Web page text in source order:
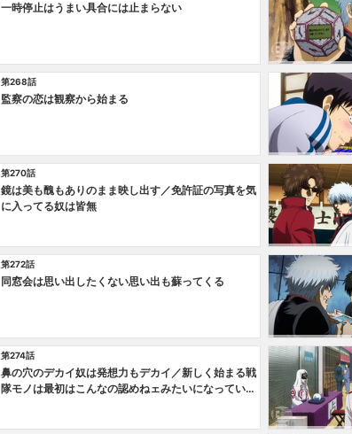
一時停止はうまい具合には止まらない
第268話
監察の恋は観察から始まる
第270話
鏡は美も醜もありのまま映し出す／免許証の写真を気
に入ってる奴は皆無
第272話
同窓会は思い出したくない思い出も蘇ってくる
第274話
鼻の穴のデカイ奴は発想力もデカイ／新しく始まる戦
隊モノは最初はこんなの認めねェみたいになっている